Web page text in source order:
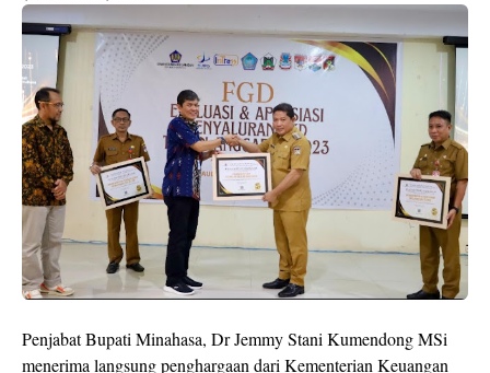
Penjabat Bupati Minahasa, Dr Jemmy Stani Kumendong MSi
menerima langsung penghargaan dari Kementerian Keuangan